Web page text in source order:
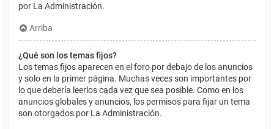
por La Administración.
Arriba
¿Qué son los temas fijos?
Los temas fijos aparecen en el foro por debajo de los anuncios
y solo en la primer página. Muchas veces son importantes por
lo que debería leerlos cada vez que sea posible. Como en los
anuncios globales y anuncios, los permisos para fijar un tema
son otorgados por La Administración.